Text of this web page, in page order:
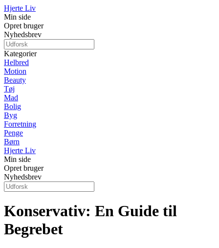
Hjerte Liv
Min side
Opret bruger
Nyhedsbrev
Kategorier
Helbred
Motion
Beauty
Tøj
Mad
Bolig
Byg
Forretning
Penge
Børn
Hjerte Liv
Min side
Opret bruger
Nyhedsbrev
Konservativ: En Guide til
Begrebet